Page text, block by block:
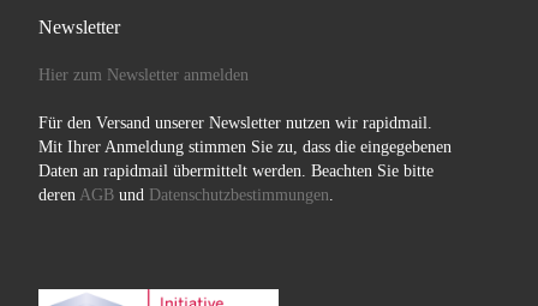
Newsletter
Hier zum Newsletter anmelden
Für den Versand unserer Newsletter nutzen wir rapidmail.
Mit Ihrer Anmeldung stimmen Sie zu, dass die eingegebenen
Daten an rapidmail übermittelt werden. Beachten Sie bitte
deren AGBund Datenschutzbestimmungen.